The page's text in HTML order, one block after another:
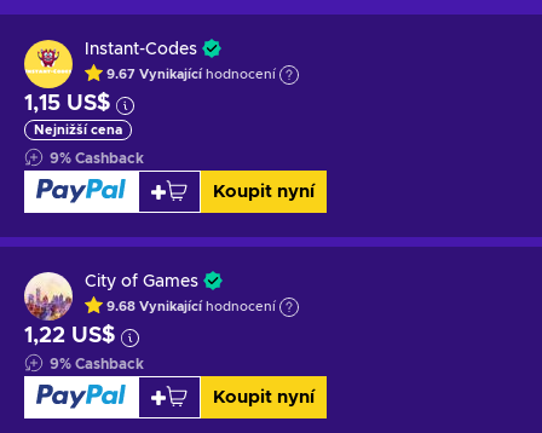
Instant-Codes
9.67 Vynikající hodnocení
1,15 US$
Nejnižší cena
9% Cashback
Koupit nyní
City of Games
9.68 Vynikající hodnocení
1,22 US$
9% Cashback
Koupit nyní